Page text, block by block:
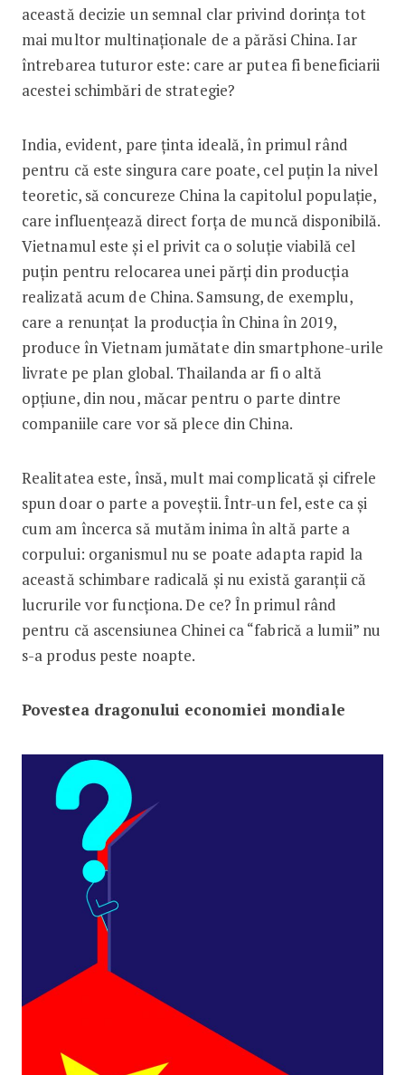
această decizie un semnal clar privind dorința tot
mai multor multinaționale de a părăsi China. Iar
întrebarea tuturor este: care ar putea fi beneficiarii
acestei schimbări de strategie?
India, evident, pare ținta ideală, în primul rând
pentru că este singura care poate, cel puțin la nivel
teore­tic, să concureze China la capitolul populație,
ca­re influențează direct forța de muncă dispo­nibilă.
Vietnamul este și el privit ca o soluție viabilă cel
puțin pentru relocarea unei părți din producția
realizată acum de China. Samsung, de exemplu,
care a renunțat la producția în China în 2019,
produce în Vietnam jumătate din smartphone-urile
livrate pe plan global. Thailanda ar fi o altă
opțiune, din nou, măcar pentru o parte dintre
companiile care vor să plece din China.
Realitatea este, însă, mult mai complicată și cifrele
spun doar o parte a poveștii. Într-un fel, este ca și
cum am încerca să mutăm inima în altă parte a
corpului: organismul nu se poate adapta rapid la
această schimbare radicală și nu există garanții că
lucrurile vor funcționa. De ce? În primul rând
pentru că ascensiunea Chinei ca “fabrică a lumii” nu
s-a produs peste noapte.
Povestea dragonului economiei mondiale